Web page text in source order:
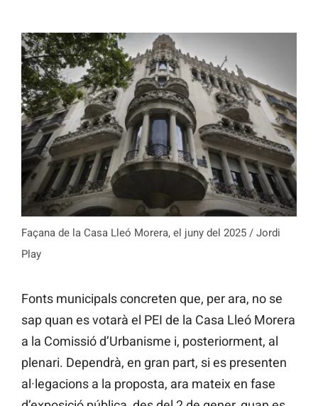
Façana de la Casa Lleó Morera, el juny del 2025 / Jordi
Play
Fonts municipals concreten que, per ara, no se
sap quan es votarà el PEI de la Casa Lleó Morera
a la Comissió d’Urbanisme i, posteriorment, al
plenari. Dependrà, en gran part, si es presenten
al·legacions a la proposta, ara mateix en fase